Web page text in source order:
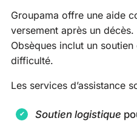
Groupama offre une aide
versement après un
Obsèques inclut un
difficulté.
Les services d’assistance
Soutien logistique